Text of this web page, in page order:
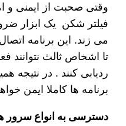
وقتی صحبت از ایمنی و
فیلتر شکن یک ابزار
می زند. این برنامه
تا اشخاص ثالث نتوانند
ردیابی کنند . در نتیجه
برنامه ها کاملا ایمن
دسترسی به انواع سرور